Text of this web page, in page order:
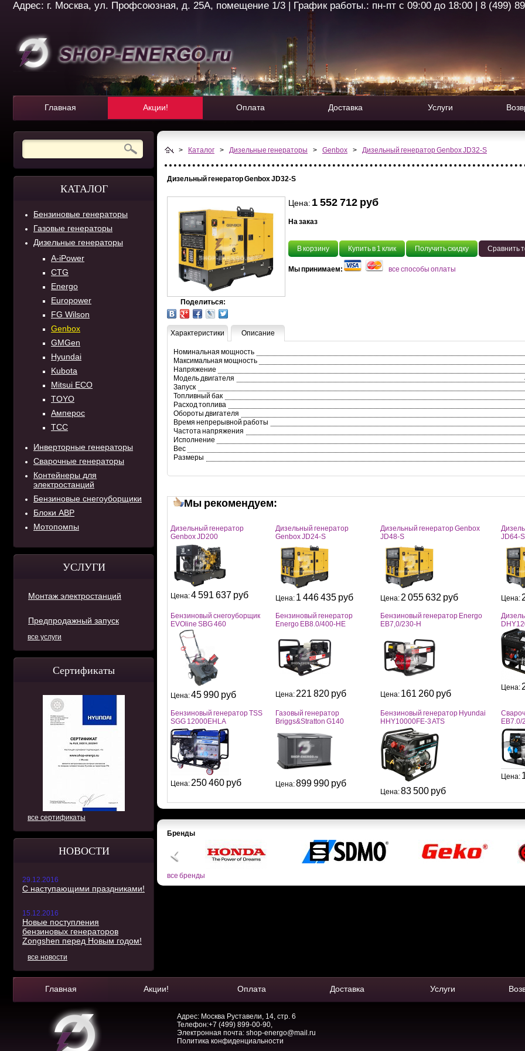
Адрес: г. Москва, ул. Профсоюзная, д. 25А, помещение 1/3 | График работы.: пн-пт с 09:00 до 18:00 | 8 (499)
Главная Акции! Оплата Доставка Услуги
КАТАЛОГ
Бензиновые генераторы
Газовые генераторы
Дизельные генераторы
A-iPower
CTG
Energo
Europower
FG Wilson
Genbox
GMGen
Hyundai
Kubota
Mitsui ECO
TOYO
Амперос
ТСС
Инверторные генераторы
Сварочные генераторы
Контейнеры для
электростанций
Бензиновые снегоуборщики
Блоки АВР
Мотопомпы
УСЛУГИ
Монтаж электростанций
Предпродажный запуск
все услуги
Сертификаты
все сертификаты
НОВОСТИ
29.12.2016
С наступающими праздниками!
15.12.2016
Новые поступления
бензиновых генераторов
Zongshen перед Новым годом!
все новости
> Каталог > Дизельные генераторы > Genbox > Дизельный генератор Genbox JD32-S
Дизельный генератор Genbox JD32-S
Цена: 1 552 712 руб
На заказ
В корзину Купить в 1 клик Получить скидку Сравнить
Мы принимаем: все способы оплаты
Поделиться:
Характеристики Описание
Номинальная мощность
Максимальная мощность
Напряжение
Модель двигателя
Запуск
Топливный бак
Расход топлива
Обороты двигателя
Время непрерывной работы
Частота напряжения
Исполнение
Вес
Размеры
Мы рекомендуем:
Дизельный генератор
Genbox JD200
Цена:4 591 637 руб
Дизельный генератор
Genbox JD24-S
Цена: 1 446 435 руб
Дизельный генератор Genbox
JD48-S
Цена: 2 055 632 руб
JD64-S
Цена:
Бензиновый снегоуборщик
EVOline SBG 460
Цена:45 990 руб
Бензиновый генератор
Energo EB8.0/400-HE
Цена: 221 820 руб
Бензиновый генератор Energo
EB7,0/230-H
Цена: 161 260 руб
Цена:
Бензиновый генератор TSS
SGG 12000EHLA
Цена: 250 460 руб
Газовый генератор
Briggs&Stratton G140
Цена:899 990 руб
Бензиновый генератор Hyundai
HHY10000FE-3 ATS
Цена:83 500 руб
EB7.0/
Цена:
Бренды
все бренды
Главная Акции! Оплата Доставка Услуги
Адрес: Москва Руставели, 14, стр. 6
Телефон:+7 (499) 899-00-90,
Электронная почта: shop-energo@mail.ru
Политика конфиденциальности